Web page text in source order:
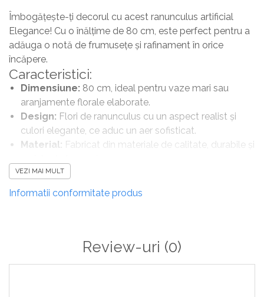
Îmbogățește-ți decorul cu acest ranunculus artificial
Elegance! Cu o înălțime de 80 cm, este perfect pentru a
adăuga o notă de frumusețe și rafinament în orice
încăpere.
Caracteristici:
Dimensiune: 80 cm, ideal pentru vaze mari sau
aranjamente florale elaborate.
Design: Flori de ranunculus cu un aspect realist și
culori elegante, ce aduc un aer sofisticat.
Material: Fabricat din materiale de calitate, durabile și
Întreținere:
păstrându-se frumos pe termen lung.
Alege ranunculusul artificial Elegance pentru a
VEZI MAI MULT
Informatii conformitate produs
Review-uri (0)